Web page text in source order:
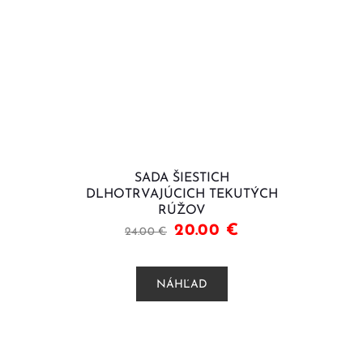
SADA ŠIESTICH
DLHOTRVAJÚCICH TEKUTÝCH
RÚŽOV
24.00€ 20.00 €
NÁHĽAD